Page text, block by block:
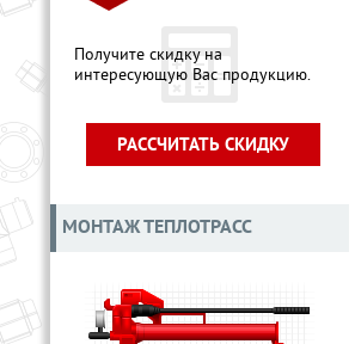
Получите скидку на
интересующую Вас продукцию.
РАССЧИТАТЬ СКИДКУ
МОНТАЖ ТЕПЛОТРАСС